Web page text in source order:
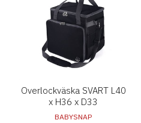
Overlockväska SVART L40
x H36 x D33
BABYSNAP